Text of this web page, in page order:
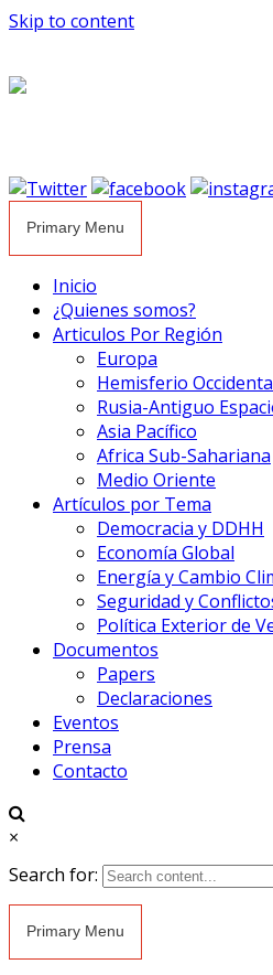
Skip to content
Primary Menu
Inicio
¿Quienes somos?
Articulos Por Región
Europa
Hemisferio
Rusia-Antiguo
Asia Pacífico
Africa Sub-Sahariana
Medio Oriente
Artículos por Tema
Democracia y DDHH
Economía Global
Energía y Cambio
Seguridad y
Política Exterior de
Documentos
Papers
Declaraciones
Eventos
Prensa
Contacto
×
Search for:
Primary Menu